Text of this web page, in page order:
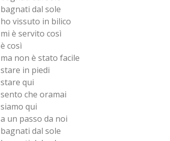
bagnati dal sole
ho vissuto in bilico
mi è servito così
è così
ma non è stato facile
stare in piedi
stare qui
sento che oramai
siamo qui
a un passo da noi
bagnati dal sole